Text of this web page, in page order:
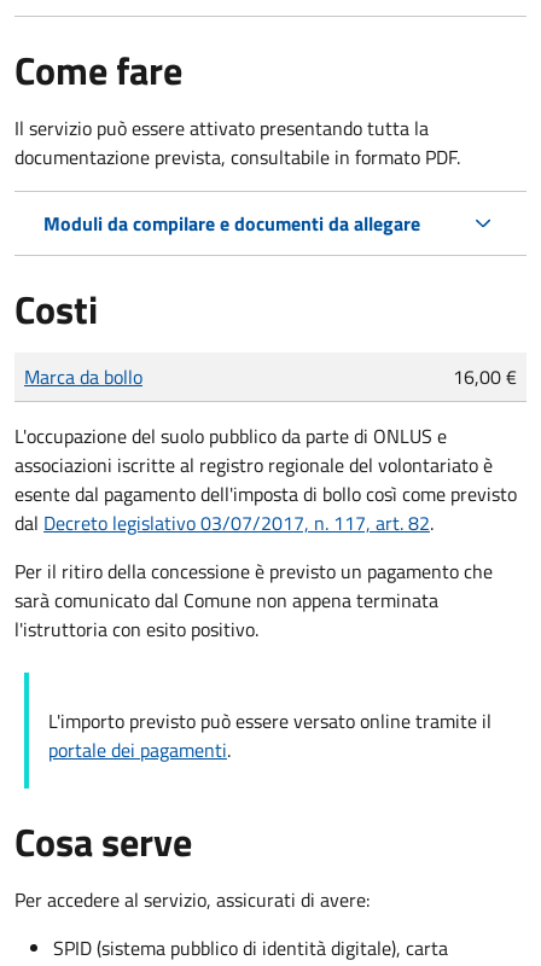
Come fare
Il servizio può essere attivato presentando tutta la
documentazione prevista, consultabile in formato PDF.
Moduli da compilare e documenti da allegare
Costi
Tipo di pagamento
Importo
Marca da bollo 16,00 €
L'occupazione del suolo pubblico da parte di ONLUS e
associazioni iscritte al registro regionale del volontariato è
esente dal pagamento dell'imposta di bollo così come previsto
dal Decreto legislativo 03/07/2017, n. 117, art. 82.
Per il ritiro della concessione è previsto un pagamento che
sarà comunicato dal Comune non appena terminata
l'istruttoria con esito positivo.
L'importo previsto può essere versato online tramite il
portale dei pagamenti.
Cosa serve
Per accedere al servizio, assicurati di avere:
SPID (sistema pubblico di identità digitale), carta